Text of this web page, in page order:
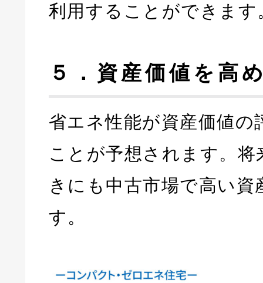
利用することができます
５．資産価値を高
省エネ性能が資産価値の
ことが予想されます。将
きにも中古市場で高い資
す。